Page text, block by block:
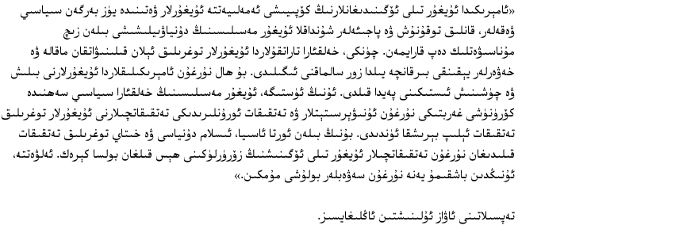
«ئامېرىكىدا ئۇيغۇر تىلى ئۆگىنىدىغانلارنىڭ كۆپىيىشى ئەمەلىيەتتە ئۇيغۇرلار ۋەتىنىدە يۈز بەرگەن سىياسىي
ۋەقەلەر، قانلىق توقۇنۇش ۋە پاجىئەلەر شۇنداقلا ئۇيغۇر مەسىلىسىنىڭ دۇنياۋىيلىشىشى بىلەن زىچ
مۇناسىۋەتلىك دەپ قارايمەن. چۈنكى، خەلقئارا تاراتقۇلاردا ئۇيغۇرلار توغرىلىق ئېلان قىلىنىۋاتقان ماقالە ۋە
خەۋەرلەر يېقىنقى بىرقانچە يىلدا زور سالماقنى ئىگىلىدى. بۇ ھال نۇرغۇن ئامېرىكىلىقلاردا ئۇيغۇرلارنى بىلىش
ۋە چۈشىنىش ئىستىكىنى پەيدا قىلدى. ئۇنىڭ ئۈستىگە، ئۇيغۇر مەسىلىسىنىڭ خەلقئارا سىياسىي سەھنىدە
كۆرۈنۈشى غەربتىكى نۇرغۇن ئۇنىۋېرسىتېتلار ۋە تەتقىقات ئورۇنلىرىدىكى تەتقىقاتچىلارنى ئۇيغۇرلار توغرىلىق
تەتقىقات ئېلىپ بېرىشقا ئۈندىدى. بۇنىڭ بىلەن ئورتا ئاسىيا، ئىسلام دۇنياسى ۋە خىتاي توغرىلىق تەتقىقات
قىلىدىغان نۇرغۇن تەتقىقاتچىلار ئۇيغۇر تىلى ئۆگىنىشنىڭ زۆرۈرلۈكىنى ھېس قىلغان بولسا كېرەك. ئەلۋەتتە،
ئۇنىڭدىن باشقىمۇ يەنە نۇرغۇن سەۋەبلەر بولۇشى مۇمكىن.»
تەپسىلاتىنى ئاۋاز ئۇلىنىشتىن ئاڭلىغايسىز.